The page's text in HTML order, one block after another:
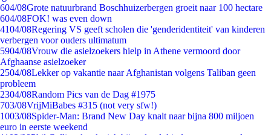
604/08Grote natuurbrand Boschhuizerbergen groeit naar 100 hectare
604/08FOK! was even down
4104/08Regering VS geeft scholen die 'genderidentiteit' van kinderen
verbergen voor ouders ultimatum
5904/08Vrouw die asielzoekers hielp in Athene vermoord door
Afghaanse asielzoeker
2504/08Lekker op vakantie naar Afghanistan volgens Taliban geen
probleem
2304/08Random Pics van de Dag #1975
703/08VrijMiBabes #315 (not very sfw!)
1003/08Spider-Man: Brand New Day knalt naar bijna 800 miljoen
euro in eerste weekend